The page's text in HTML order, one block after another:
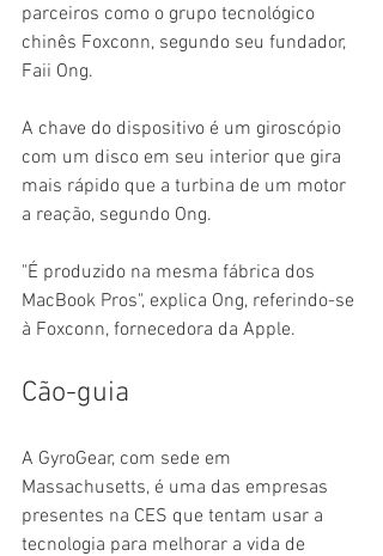
parceiros como o grupo tecnológico
chinês Foxconn, segundo seu fundador,
Faii Ong.
A chave do dispositivo é um giroscópio
com um disco em seu interior que gira
mais rápido que a turbina de um motor
a reação, segundo Ong.
"É produzido na mesma fábrica dos
MacBook Pros", explica Ong, referindo-se
à Foxconn, fornecedora da Apple.
Cão-guia
A GyroGear, com sede em
Massachusetts, é uma das empresas
presentes na CES que tentam usar a
tecnologia para melhorar a vida de